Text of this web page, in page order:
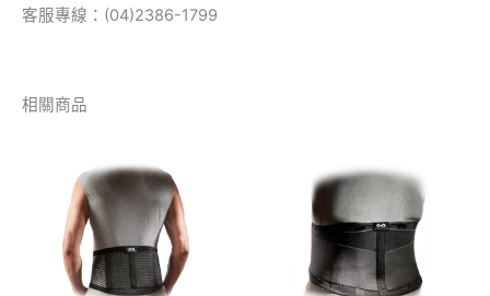
客服專線：(04)2386-1799
相關商品